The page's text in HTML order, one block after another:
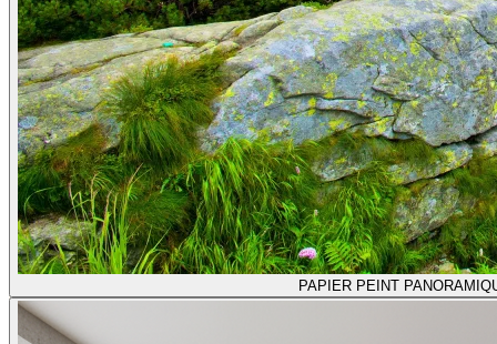
PAPIER PEINT